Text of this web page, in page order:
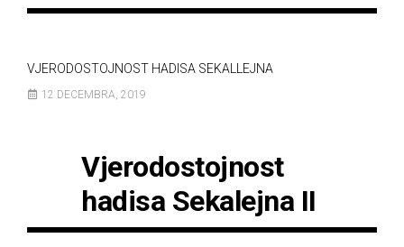
VJERODOSTOJNOST HADISA SEKALLEJNA
12 DECEMBRA, 2019
Vjerodostojnost
hadisa Sekalejna II